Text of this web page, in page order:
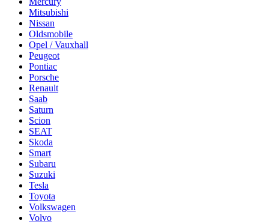
Mitsubishi
Nissan
Oldsmobile
Opel / Vauxhall
Peugeot
Pontiac
Porsche
Renault
Saab
Saturn
Scion
SEAT
Skoda
Smart
Subaru
Suzuki
Tesla
Toyota
Volkswagen
Volvo